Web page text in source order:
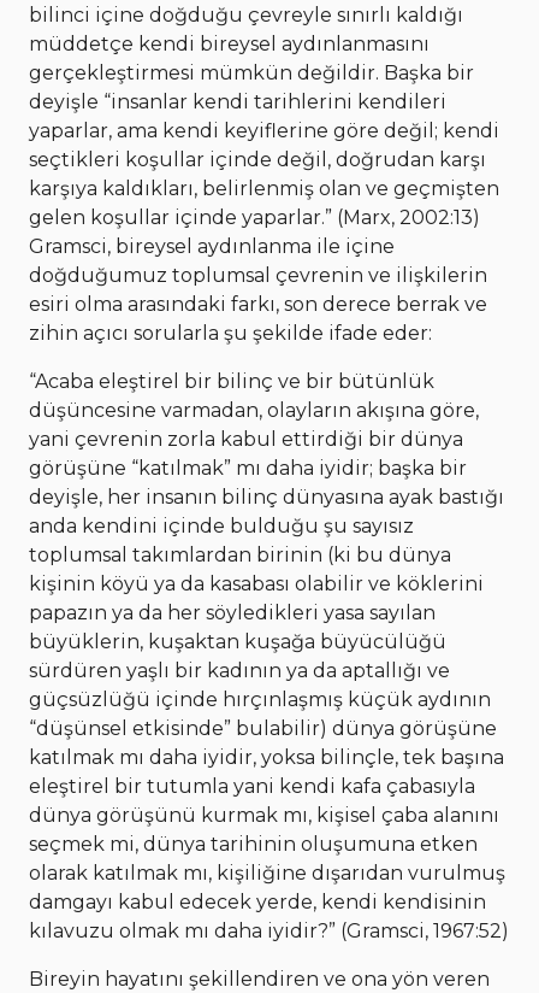
bilinci içine doğduğu çevreyle sınırlı kaldığı
müddetçe kendi bireysel aydınlanmasını
gerçekleştirmesi mümkün değildir. Başka bir
deyişle “insanlar kendi tarihlerini kendileri
yaparlar, ama kendi keyiflerine göre değil; kendi
seçtikleri koşullar içinde değil, doğrudan karşı
karşıya kaldıkları, belirlenmiş olan ve geçmişten
gelen koşullar içinde yaparlar.” (Marx, 2002:13)
Gramsci, bireysel aydınlanma ile içine
doğduğumuz toplumsal çevrenin ve ilişkilerin
esiri olma arasındaki farkı, son derece berrak ve
zihin açıcı sorularla şu şekilde ifade eder:
“Acaba eleştirel bir bilinç ve bir bütünlük
düşüncesine varmadan, olayların akışına göre,
yani çevrenin zorla kabul ettirdiği bir dünya
görüşüne “katılmak” mı daha iyidir; başka bir
deyişle, her insanın bilinç dünyasına ayak bastığı
anda kendini içinde bulduğu şu sayısız
toplumsal takımlardan birinin (ki bu dünya
kişinin köyü ya da kasabası olabilir ve köklerini
papazın ya da her söyledikleri yasa sayılan
büyüklerin, kuşaktan kuşağa büyücülüğü
sürdüren yaşlı bir kadının ya da aptallığı ve
güçsüzlüğü içinde hırçınlaşmış küçük aydının
“düşünsel etkisinde” bulabilir) dünya görüşüne
katılmak mı daha iyidir, yoksa bilinçle, tek başına
eleştirel bir tutumla yani kendi kafa çabasıyla
dünya görüşünü kurmak mı, kişisel çaba alanını
seçmek mi, dünya tarihinin oluşumuna etken
olarak katılmak mı, kişiliğine dışarıdan vurulmuş
damgayı kabul edecek yerde, kendi kendisinin
kılavuzu olmak mı daha iyidir?” (Gramsci, 1967:52)
Bireyin hayatını şekillendiren ve ona yön veren